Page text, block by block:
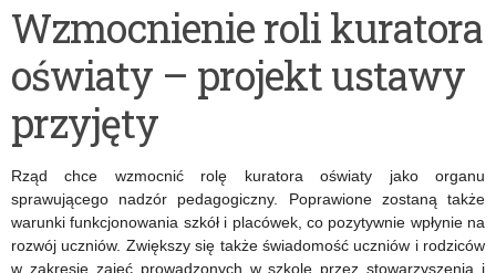
Wzmocnienie roli kuratora
oświaty – projekt ustawy
przyjęty
Rząd chce wzmocnić rolę kuratora oświaty jako organu
sprawującego nadzór pedagogiczny. Poprawione zostaną także
warunki funkcjonowania szkół i placówek, co pozytywnie wpłynie na
rozwój uczniów. Zwiększy się także świadomość uczniów i rodziców
w zakresie zajęć prowadzonych w szkole przez stowarzyszenia i
do
udziału
„Gwiazdkopisaniu”
Przyszłości”
–
termin
składania
wniosków
przedłużony
do